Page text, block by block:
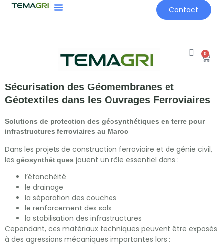
Contact
0
Sécurisation des Géomembranes et
Géotextiles dans les Ouvrages Ferroviaires
Solutions de protection des géosynthétiques en terre pour
infrastructures ferroviaires au Maroc
Dans les projets de construction ferroviaire et de génie civil,
les géosynthétiques jouent un rôle essentiel dans :
l’étanchéité
le drainage
la séparation des couches
le renforcement des sols
la stabilisation des infrastructures
Cependant, ces matériaux techniques peuvent être exposés
à des agressions mécaniques importantes lors :